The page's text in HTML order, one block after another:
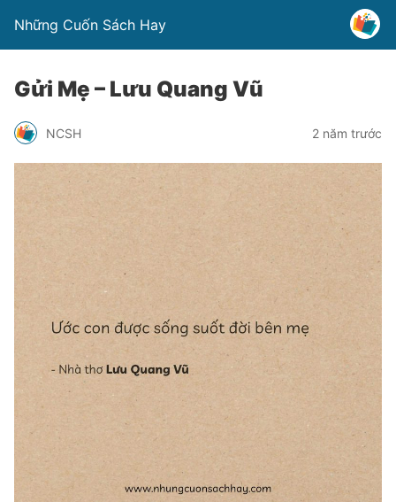
Những Cuốn Sách Hay
Gửi Mẹ – Lưu Quang Vũ
NCSH 2 năm trước